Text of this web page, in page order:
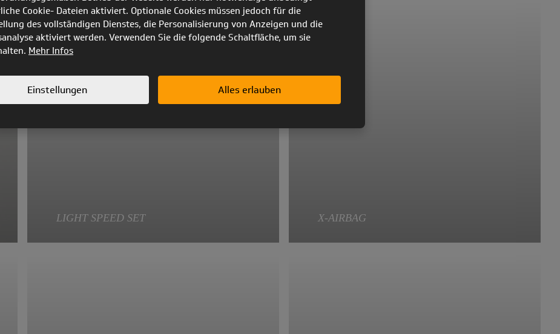
Hier ist eine universelle Lösung für Ihre Instrumente. Nervt Sie Ihre Brustgurtschnalle beim Start?
LIGHT SPEED SET X-AIRBAG
Cookie- Dateien aktiviert. Optionale Cookies müssen jedoch für die
des vollständigen Dienstes, die Personalisierung von Anzeigen und die
aktiviert werden. Verwenden Sie die folgende Schaltfläche, um sie
Mehr Infos
Einstellungen Alles erlauben